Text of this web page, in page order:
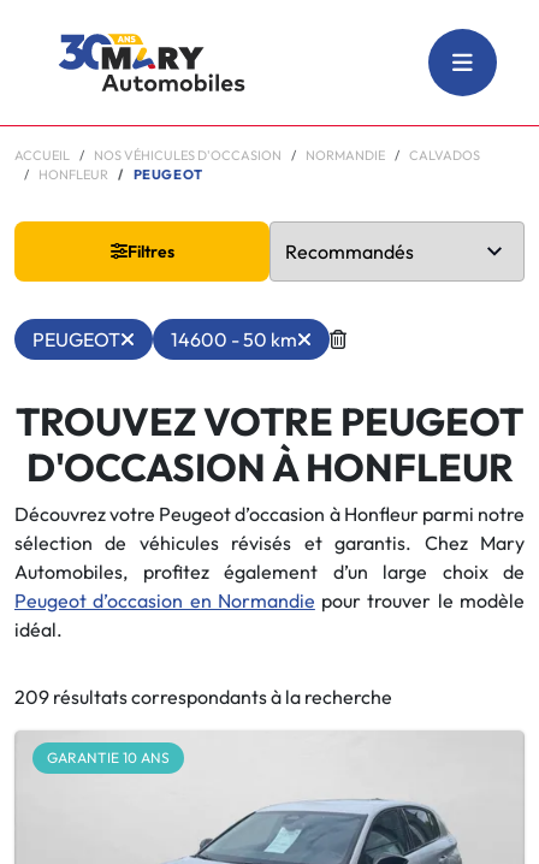
ACCUEIL NOS VÉHICULES D'OCCASION NORMANDIE
CALVADOS
HONFLEUR
PEUGEOT
Filtres
PEUGEOT 14600 - 50 km
TROUVEZ VOTRE PEUGEOT
D'OCCASION À HONFLEUR
Découvrez votre Peugeot d’occasion à Honfleur parmi notre
sélection de véhicules révisés et garantis. Chez Mary
Automobiles, profitez également d’un large choix de
Peugeot d’occasion en Normandie pour trouver le modèle
idéal.
209 résultats correspondants à la recherche
GARANTIE 10 ANS